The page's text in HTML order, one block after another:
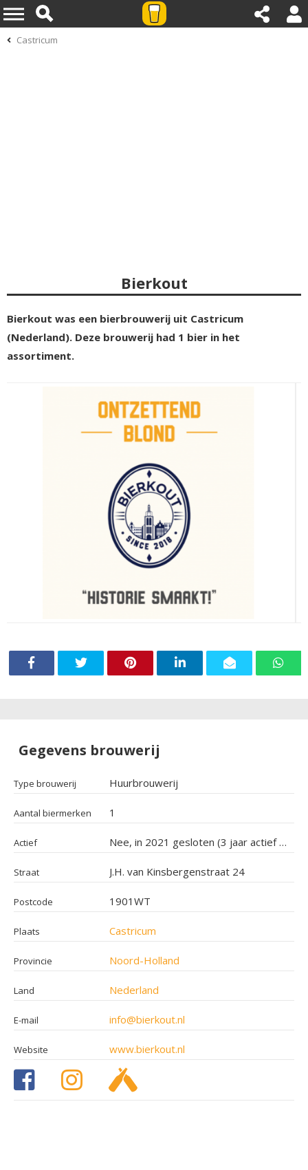
Castricum
Bierkout
Bierkout was een bierbrouwerij uit Castricum
(Nederland). Deze brouwerij had 1 bier in het
assortiment.
Gegevens brouwerij
Type brouwerij Huurbrouwerij
Aantal biermerken 1
Actief Nee, in 2021 gesloten (3 jaar actief geweest)
Straat J.H. van Kinsbergenstraat 24
Postcode 1901WT
Plaats Castricum
Provincie Noord-Holland
Land Nederland
E-mail info@bierkout.nl
Website www.bierkout.nl